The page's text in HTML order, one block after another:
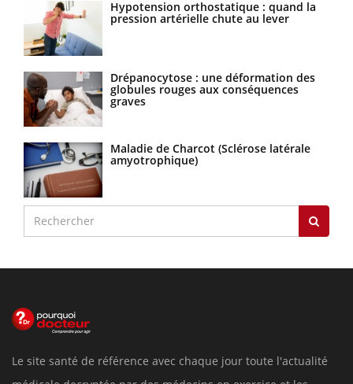
Hypotension orthostatique : quand la
pression artérielle chute au lever
Drépanocytose : une déformation des
globules rouges aux conséquences
graves
Maladie de Charcot (Sclérose latérale
amyotrophique)
Le site santé de référence avec chaque jour toute l'actualité